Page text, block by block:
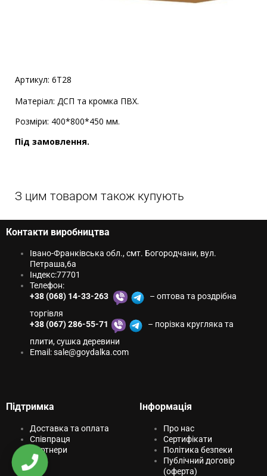
Артикул: 6Т28
Матеріал: ДСП та кромка ПВХ.
Розміри: 400*800*450 мм.
Під замовлення.
З цим товаром також купують
Контакти виробництва
Івано-Франківська обл., смт. Богородчани, вул.
Петраша,6a
Індекс:77701
Телефон:
+38 (068) 14-33-263
– оптова та роздрібна
торгівля
+38 (067) 286-55-71
– порізка кругляка та
плити, сушка деревини
Email:sale@goydаlkа.com
Підтримка
Доставка та оплата
Співпраця
Партнери
Інформація
Про нас
Сертифікати
Політика безпеки
Публічний договір
(оферта)